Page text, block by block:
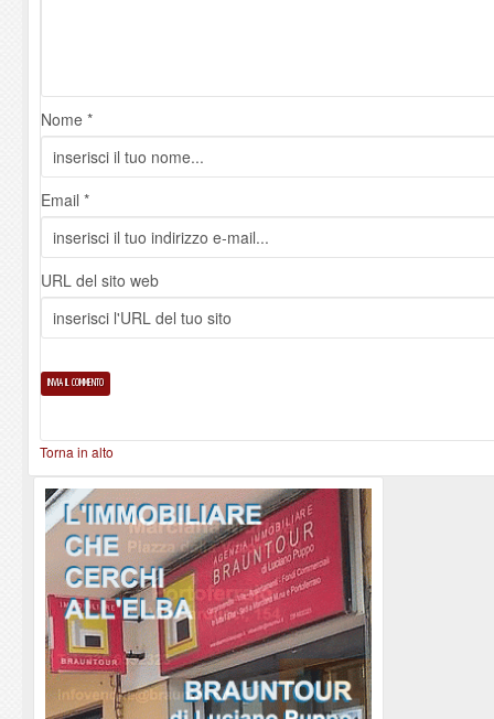
Nome *
Email *
URL del sito web
Torna in alto